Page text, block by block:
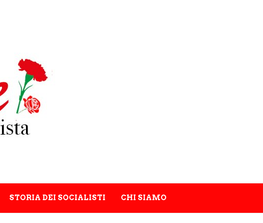
STORIA DEI SOCIALISTI CHI SIAMO